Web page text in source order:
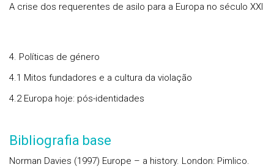
A crise dos requerentes de asilo para a Europa no século XXI
4. Políticas de género
4.1 Mitos fundadores e a cultura da violação
4.2 Europa hoje: pós-identidades
Bibliografia base
Norman Davies (1997) Europe – a history. London: Pimlico.